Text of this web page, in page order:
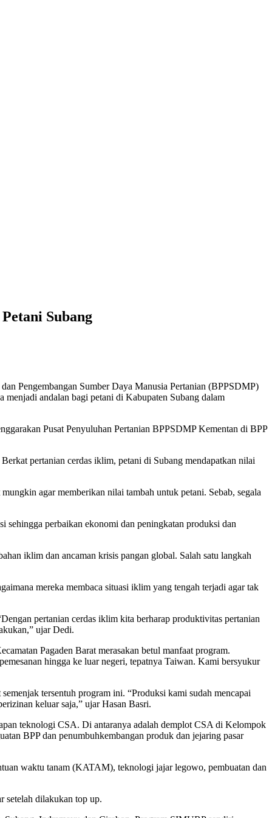
Subang
Pengembangan Sumber Daya Manusia Pertanian (BPPSDMP)
andalan bagi petani di Kabupaten Subang dalam
Pusat Penyuluhan Pertanian BPPSDMP Kementan di BPP
pertanian cerdas iklim, petani di Subang mendapatkan nilai
agar memberikan nilai tambah untuk petani. Sebab, segala
sehingga perbaikan ekonomi dan peningkatan produksi dan
iklim dan ancaman krisis pangan global. Salah satu langkah
mereka membaca situasi iklim yang tengah terjadi agar tak
pertanian cerdas iklim kita berharap produktivitas pertanian
ujar Dedi.
Pagaden Barat merasakan betul manfaat program.
hingga ke luar negeri, tepatnya Taiwan. Kami bersyukur
tersentuh program ini. “Produksi kami sudah mencapai
keluar saja,” ujar Hasan Basri.
teknologi CSA. Di antaranya adalah demplot CSA di Kelompok
BPP dan penumbuhkembangan produk dan jejaring pasar
waktu tanam (KATAM), teknologi jajar legowo, pembuatan dan
setelah dilakukan top up.